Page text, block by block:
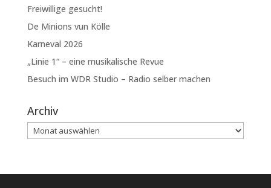
Freiwillige gesucht!
De Minions vun Kölle
Karneval 2026
„Linie 1“ – eine musikalische Revue
Besuch im WDR Studio – Radio selber machen
Archiv